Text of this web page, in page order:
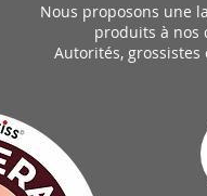
Nous proposons une
produits à nos
Autorités,